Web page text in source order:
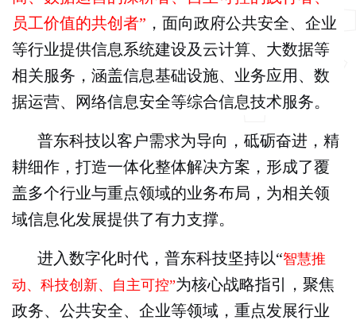
员工价值的共创者” ，面向政府公共安全、企业
等行业提供信息系统建设及云计算、大数据等
相关服务，涵盖信息基础设施、业务应用、数
据运营、网络信息安全等综合信息技术服务。
普东科技以客户需求为导向，砥砺奋进，精
耕细作，打造一体化整体解决方案，形成了覆
盖多个行业与重点领域的业务布局，为相关领
域信息化发展提供了有力支撑。
进入数字化时代，普东科技坚持以“智慧推
动、科技创新、自主可控”为核心战略指引，聚焦
政务、公共安全、企业等领域，重点发展行业